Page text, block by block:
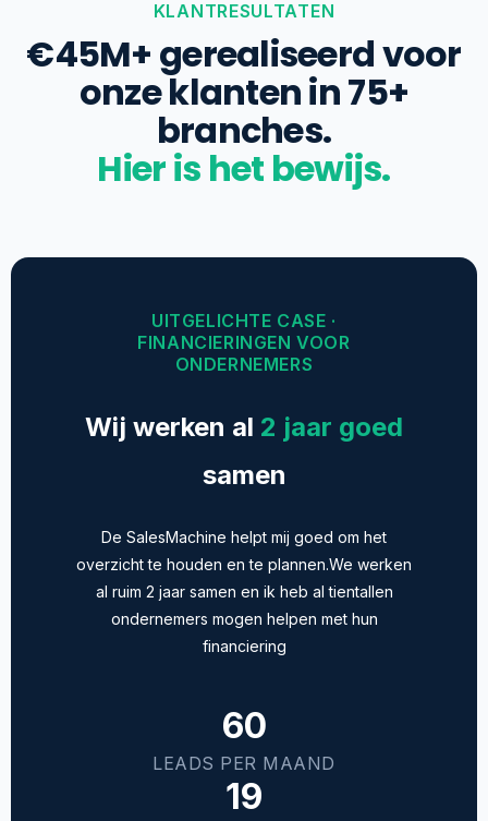
KLANTRESULTATEN
€45M+ gerealiseerd voor
onze klanten in 75+
branches.
Hier is het bewijs.
UITGELICHTE CASE ·
FINANCIERINGEN VOOR
ONDERNEMERS
Wij werken al 2 jaar goed
samen
De SalesMachine helpt mij goed om het
overzicht te houden en te plannen.We werken
al ruim 2 jaar samen en ik heb al tientallen
ondernemers mogen helpen met hun
financiering
60
LEADS PER MAAND
19